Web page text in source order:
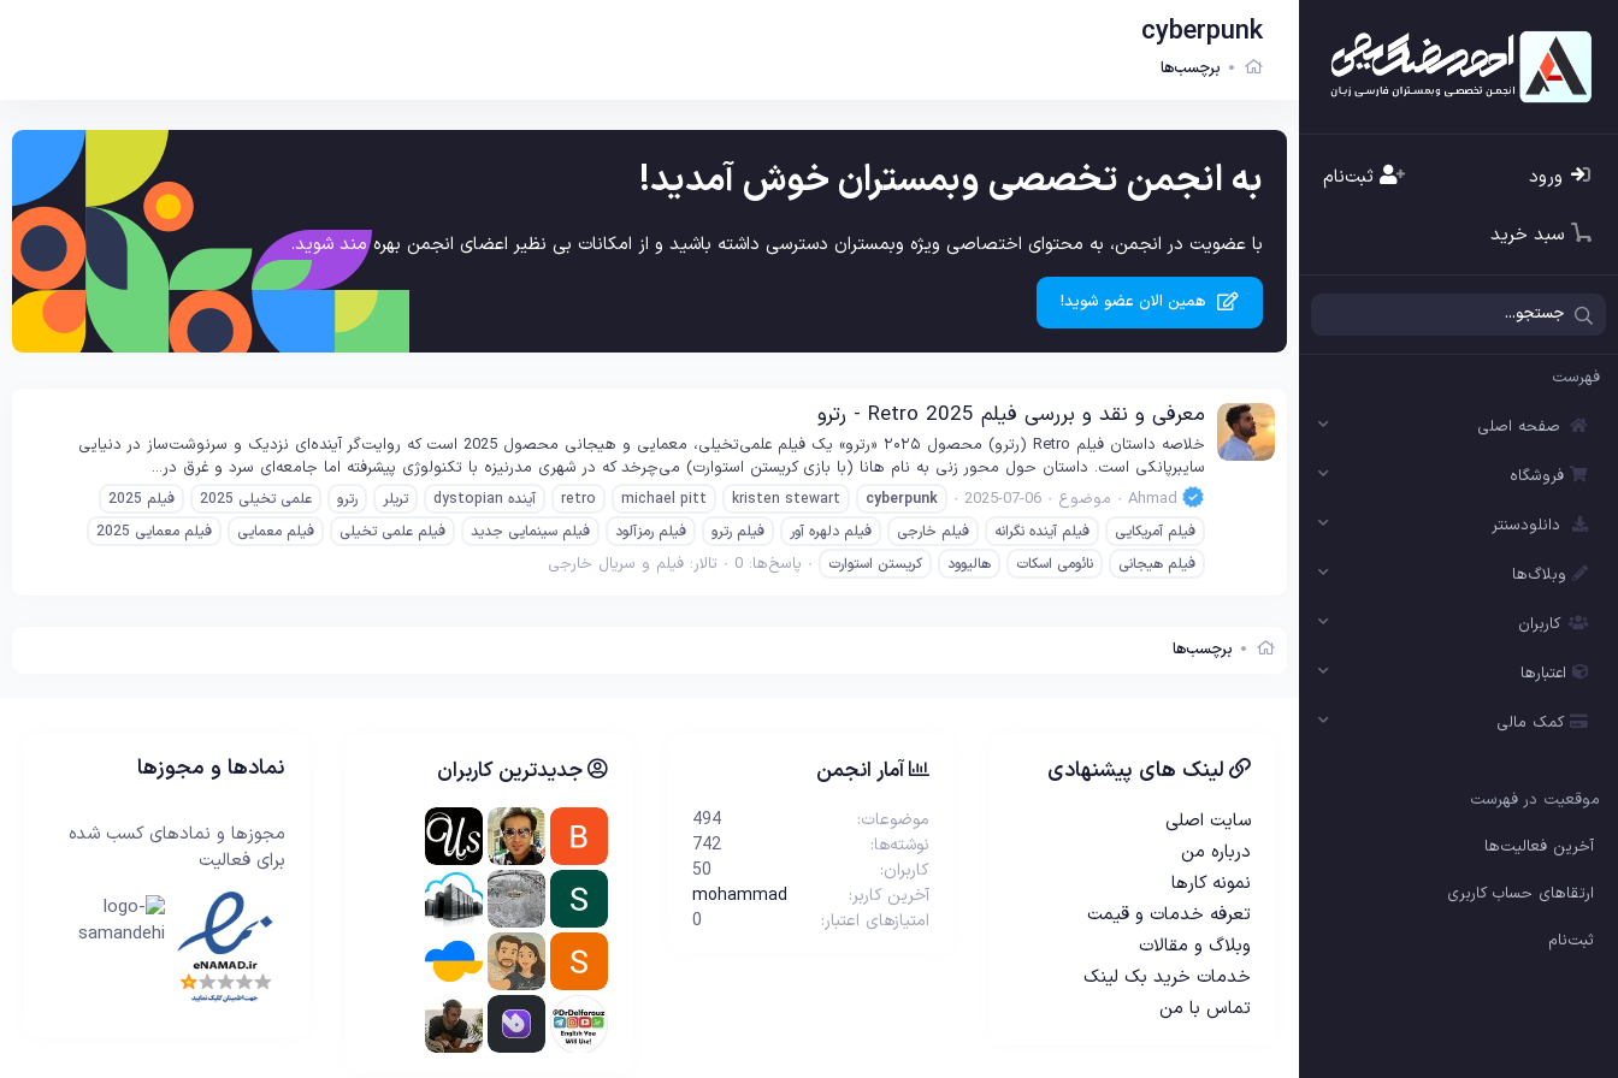
ورود ثبت‌نام
سبد خرید
فهرست
صفحه اصلی
فروشگاه
دانلودسنتر
وبلاگ‌ها
کاربران
اعتبارها
کمک مالی
موقعیت در فهرست
آخرین فعالیت‌ها
ارتقاهای حساب کاربری
ثبت‌نام
cyberpunk
برچسب‌ها
به انجمن تخصصی وبمستران خوش آمدید!
با عضویت در انجمن، به محتوای اختصاصی ویژه وبمستران دسترسی داشته باشید و از امکانات بی نظیر اعضای انجمن بهره مند شوید.
همین الان عضو شوید!
معرفی و نقد و بررسی فیلم Retro 2025 - رترو
خلاصه داستان فیلم Retro (رترو) محصول ۲۰۲۵ «رترو» یک فیلم علمی‌تخیلی، معمایی و هیجانی محصول 2025 است که روایت‌گر آینده‌ای نزدیک و سرنوشت‌ساز در دنیایی
سایبرپانکی است. داستان حول محور زنی به نام هانا (با بازی کریستن استوارت) می‌چرخد که در شهری مدرنیزه با تکنولوژی پیشرفته اما جامعه‌ای سرد و غرق در...
Ahmad
موضوع 2025-07-06
cyberpunk
kristen stewart
michael pitt
retro آینده dystopian تریلر رترو علمی تخیلی 2025
فیلم 2025
فیلم آمریکایی
فیلم آینده نگرانه فیلم خارجی فیلم دلهره آور فیلم رترو فیلم رمزآلود فیلم سینمایی جدید فیلم علمی تخیلی فیلم معمایی
فیلم معمایی 2025
فیلم هیجانی
نائومی اسکات هالیوود کریستن استوارت پاسخ‌ها: 0 تالار: فیلم و سریال خارجی
برچسب‌ها
لینک های پیشنهادی
سایت اصلی
درباره من
نمونه کارها
تعرفه خدمات و قیمت
وبلاگ و مقالات
خدمات خرید بک لینک
تماس با من
آمار انجمن
موضوعات
494
نوشته‌ها
742
کاربران
50
آخرین کاربر
mohammad
امتیازهای اعتبار
0
جدیدترین کاربران نمادها و مجوزها
مجوزها و نمادهای کسب شده
برای فعالیت